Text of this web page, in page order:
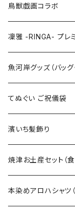
LLサイズ
特大3Lサイズ
120cm
130cm
上下セット
120cm
鳥獣戯画コラボ
凜雅 -RINGA- プレ
魚河岸グッズ（バッグ
てぬぐい ご祝儀袋
濱いち髪飾り
焼津お土産セット（食
本染めアロハシャツ